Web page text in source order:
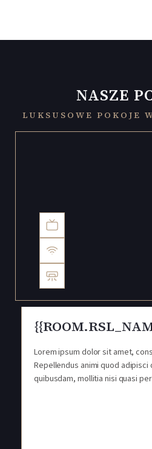
NASZE
LUKSUSOWE POKOJE
Lorem ipsum dolor sit amet,
Repellendus animi quod adipisci
quibusdam, mollitia nisi quasi